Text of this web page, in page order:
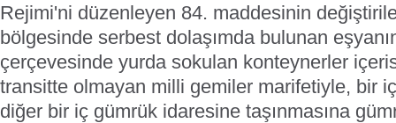
Rejimi'ni düzenleyen 84. maddesinin
bölgesinde serbest dolaşımda bulunan
çerçevesinde yurda sokulan konteynerler
transitte olmayan milli gemiler marifetiyle, bir
diğer bir iç gümrük idaresine taşınmasına